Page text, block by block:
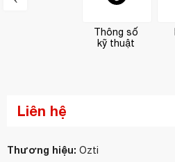
Thông số
kỹ thuật
Liên hệ
Thương hiệu: Ozti